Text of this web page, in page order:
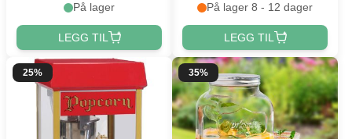
På lager
LEGG TIL
På lager 8 - 12 dager
LEGG TIL
25% 35%